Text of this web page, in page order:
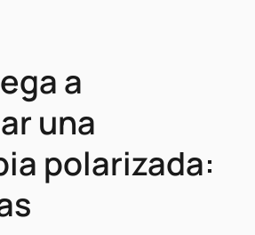
a
una
polarizada: